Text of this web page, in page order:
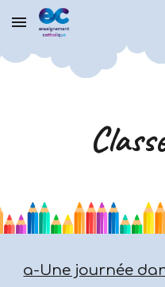
Skip to main content
a-Une journée